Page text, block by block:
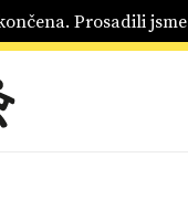
Prosadili jsme